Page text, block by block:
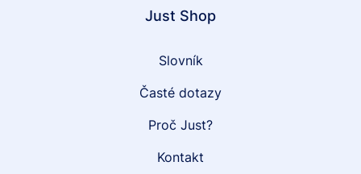
Just Shop
Slovník
Časté dotazy
Proč Just?
Kontakt